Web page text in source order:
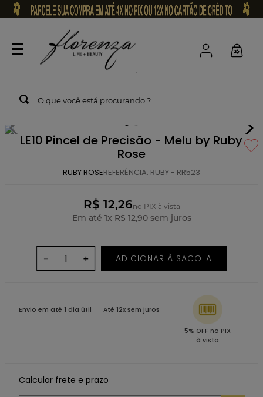
O que você está procurando ?
LE10 Pincel de Precisão - Melu by Ruby
Rose
RUBY ROSEREFERÊNCIA: RUBY - RR523
R$ 12,26no PIX à vista
Em até 1x R$ 12,90sem juros
＋
－ ADICIONAR À SACOLA
Envio em até 1 dia útil Até 12x sem juros
5% OFF no PIX
à vista
Calcular frete e prazo